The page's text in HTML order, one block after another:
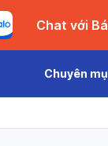
Chuyên